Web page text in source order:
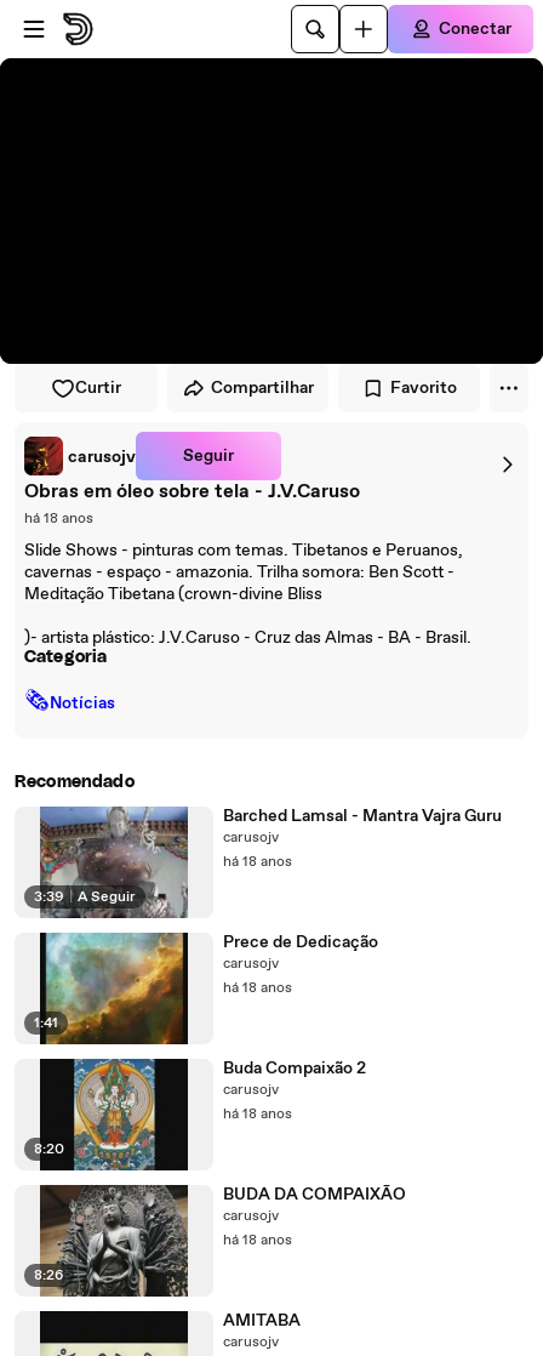
Pular para o player
Ir para o conteúdo principal
Conectar
Curtir Compartilhar Favorito
carusojv Seguir
Obras em óleo sobre tela - J.V.Caruso
há 18 anos
Slide Shows - pinturas com temas. Tibetanos e Peruanos,
cavernas - espaço - amazonia. Trilha somora: Ben Scott -
Meditação Tibetana (crown-divine Bliss
)- artista plástico: J.V.Caruso - Cruz das Almas - BA - Brasil.
Categoria
🗞Notícias
Recomendado
3:39 | A Seguir
Barched Lamsal - Mantra Vajra Guru
carusojv
há 18 anos
1:41
Prece de Dedicação
carusojv
há 18 anos
8:20
Buda Compaixão 2
carusojv
há 18 anos
8:26
BUDA DA COMPAIXÃO
carusojv
há 18 anos
AMITABA
carusojv